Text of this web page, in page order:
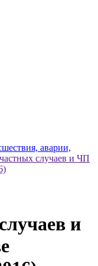
аварии,
случаев и ЧП
и